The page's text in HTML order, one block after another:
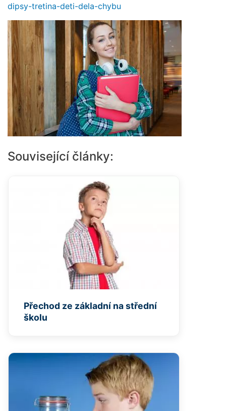
dipsy-tretina-deti-dela-chybu
Související články:
Přechod ze základní na střední
školu